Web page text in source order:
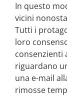
In questo
vicini
Tutti i
loro
consenzienti
riguardano
una e-mail
rimosse